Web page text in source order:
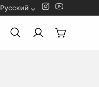
Русский